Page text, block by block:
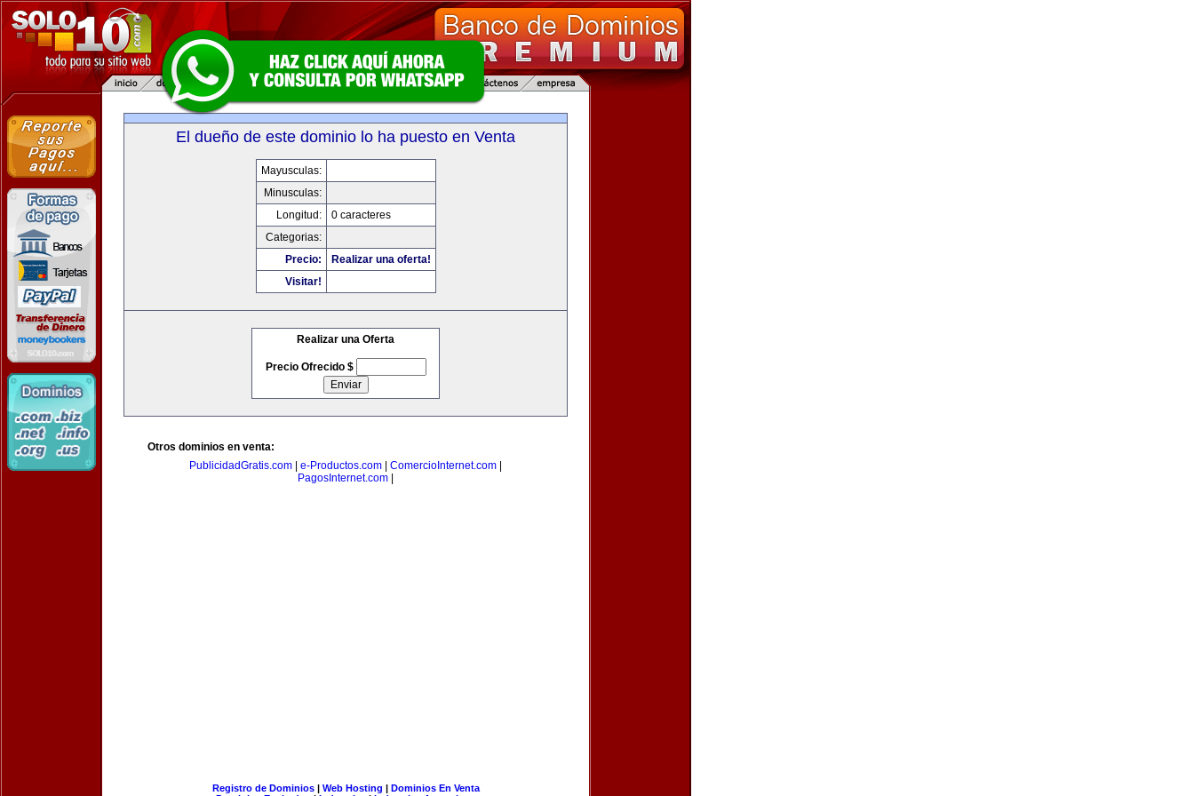
El dueño de este dominio lo ha puesto en Venta
Mayusculas:
Minusculas:
Longitud:
0 caracteres
Categorias:
Precio:
Realizar una oferta!
Visitar!
Realizar una Oferta
Precio Ofrecido $
Otros dominios en venta:
PublicidadGratis.com
e-Productos.com ComercioInternet.com
PagosInternet.com
Registro de Dominios| Web Hosting | Dominios En Venta